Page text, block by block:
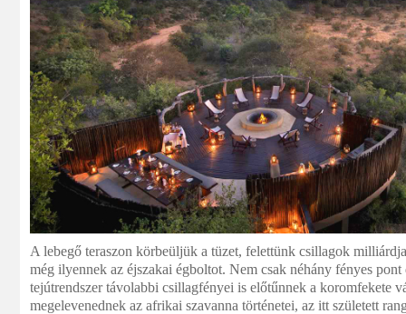
A lebegő teraszon körbeüljük a tüzet, felettünk csillagok
még ilyennek az éjszakai égboltot. Nem csak néhány fényes pont
tejútrendszer távolabbi csillagfényei is előtűnnek a koromfekete
megelevenednek az afrikai szavanna történetei, az itt született